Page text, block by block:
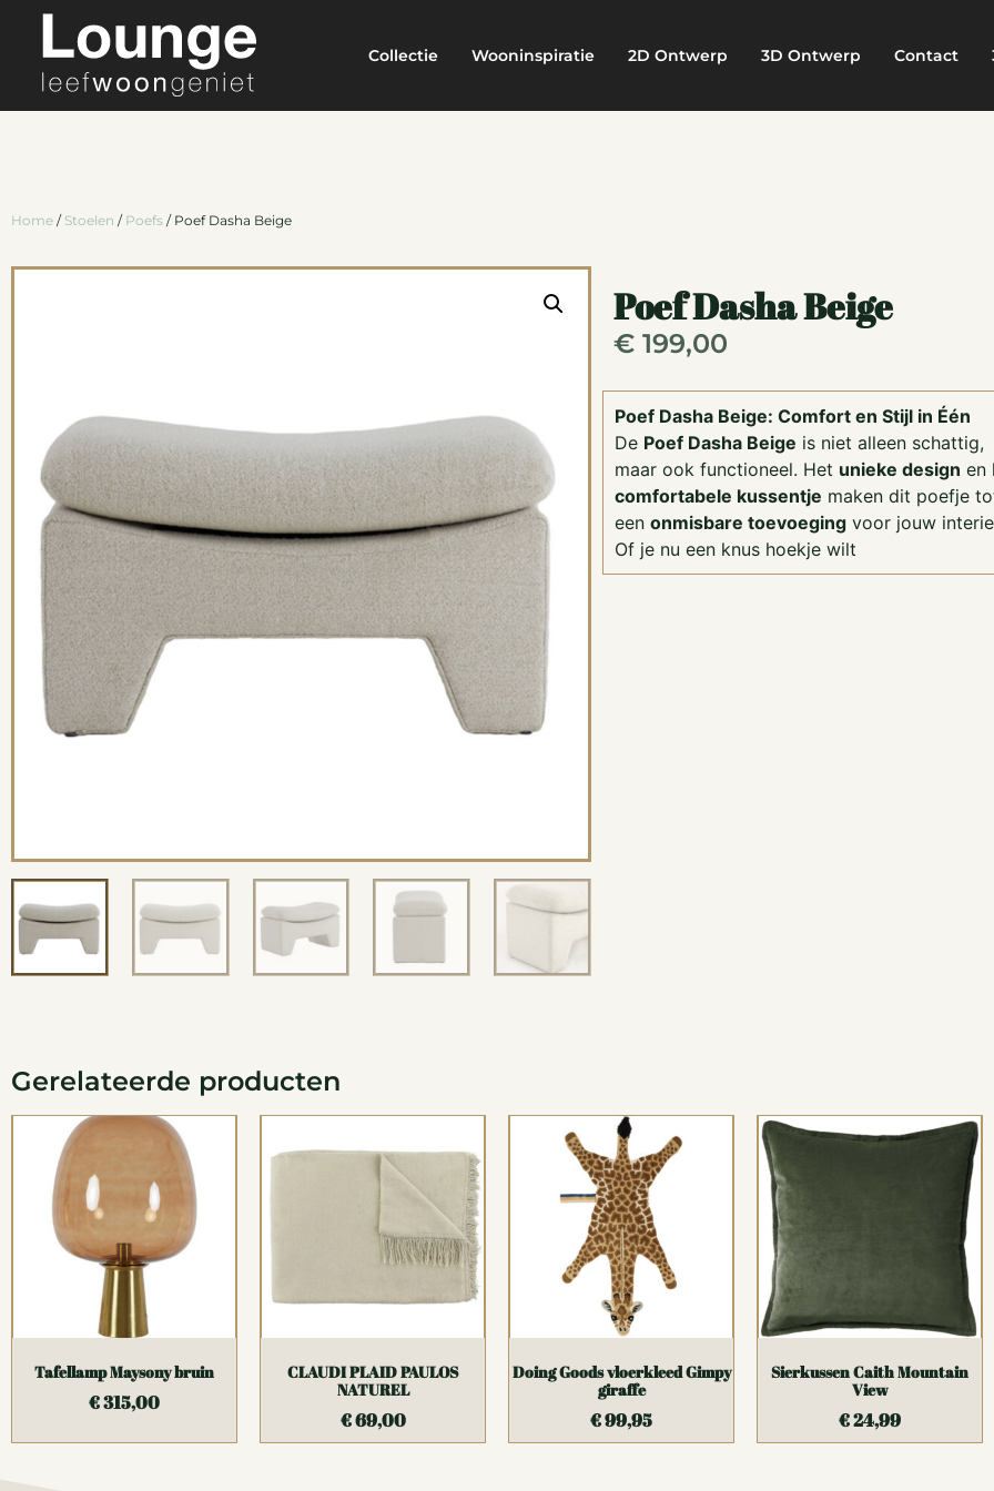
Collectie Wooninspiratie 2D Ontwerp 3D Ontwerp Contact
Home / Stoelen / Poefs / Poef Dasha Beige
Poef Dasha Beige
€199,00
Poef Dasha Beige: Comfort en Stijl in Één
De Poef Dasha Beige is niet alleen schattig,
maar ook functioneel. Het unieke design en
comfortabele kussentje maken dit poefje
een onmisbare toevoegingvoor jouw
Of je nu een knus hoekje wilt
Gerelateerde producten
Tafellamp Maysony bruin
€315,00
CLAUDI PLAID PAULOS
NATUREL
€69,00
Doing Goods vloerkleed Gimpy
giraffe
€99,95
Sierkussen Caith Mountain
View
€24,99